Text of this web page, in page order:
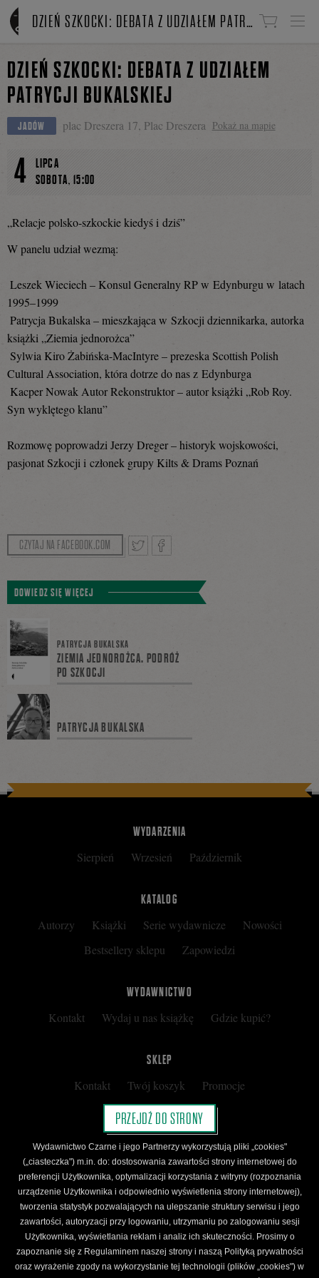
Linki do przejścia
DZIEŃ SZKOCKI: DEBATA Z UDZIAŁEM PATRYCJI BUKALSKIEJ
DZIEŃ SZKOCKI: DEBATA Z UDZIAŁEM
PATRYCJI BUKALSKIEJ
JADÓW plac Dreszera 17, Plac Dreszera Pokaż na mapie
4
LIPCA
SOBOTA,15:00
„Relacje polsko-szkockie kiedyś i dziś”
W panelu udział wezmą:
Leszek Wieciech – Konsul Generalny RP w Edynburgu w latach
1995–1999
Patrycja Bukalska – mieszkająca w Szkocji dziennikarka, autorka
książki „Ziemia jednorożca”
Sylwia Kiro Żabińska-MacIntyre – prezeska Scottish Polish
Cultural Association, która dotrze do nas z Edynburga
Kacper Nowak Autor Rekonstruktor – autor książki „Rob Roy.
Syn wyklętego klanu”
Rozmowę poprowadzi Jerzy Dreger – historyk wojskowości,
pasjonat Szkocji i członek grupy Kilts & Drams Poznań
CZYTAJ NA FACEBOOK.COM
TweetnijPodziel
DOWIEDZ SIĘ WIĘCEJ
PATRYCJA BUKALSKA
ZIEMIA JEDNOROŻCA. PODRÓŻ
PO SZKOCJI
PATRYCJA BUKALSKA
WYDARZENIA
Sierpień Wrzesień Październik
KATALOG
Autorzy Książki Serie wydawnicze
Nowości
Bestsellery sklepu
Zapowiedzi
WYDAWNICTWO
Kontakt Wydaj u nas książkę Gdzie kupić?
SKLEP
Kontakt Twój koszyk
Promocje
Kup kartę podarunkową
Nota prawna
Regulamin
Polityka prywatności
Regulamin Klubu Czarnego
Regulamin Karty Podarunkowej
ŚLEDŹ CZARNE
Facebook YouTube Instagram Newsletter
PRZEJDŹ DO STRONY
Wydawnictwo Czarne i jego Partnerzy wykorzystują pliki „cookies"
(„ciasteczka") m.in. do: dostosowania zawartości strony internetowej do
preferencji Użytkownika, optymalizacji korzystania z witryny (rozpoznania
urządzenie Użytkownika i odpowiednio wyświetlenia strony internetowej),
tworzenia statystyk pozwalających na ulepszanie struktury serwisu i jego
zawartości, autoryzacji przy logowaniu, utrzymaniu po zalogowaniu sesji
Użytkownika, wyświetlania reklam i analiz ich skuteczności. Prosimy o
zapoznanie się z Regulaminem naszej strony i naszą Polityką prywatności
oraz wyrażenie zgody na wykorzystanie tej technologii (plików „cookies") w